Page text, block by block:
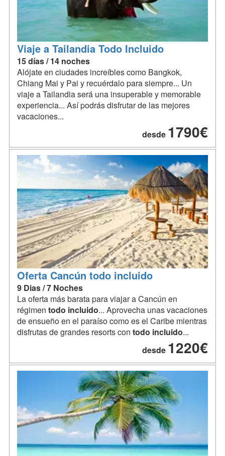
Viaje a Tailandia Todo Incluido
15 días / 14 noches
Alójate en ciudades increíbles como Bangkok,
Chiang Mai y Pai y recuérdalo para siempre... Un
viaje a Tailandia será una insuperable y memorable
experiencia... Así podrás disfrutar de las mejores
vacaciones...
desde 1790€
Oferta Cancún todo incluido
9 Dias / 7 Noches
La oferta más barata para viajar a Cancún en
régimen todo incluido... Aprovecha unas vacaciones
de ensueño en el paraíso como es el Caribe mientras
disfrutas de grandes resorts con todo incluido...
desde 1220€